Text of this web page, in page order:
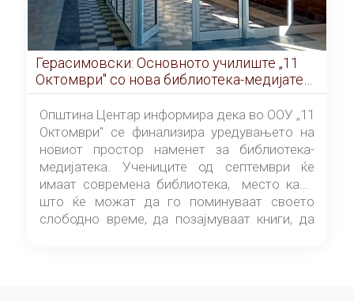
Герасимовски: Основното училиште „11
Октомври" со нова библиотека-медијатека
од септември
Општина Центар информира дека во ООУ „11
Октомври" се финализира уредувањето на
новиот простор наменет за библиотека-
медијатека. Учениците од септември ќе
имаат современа библиотека, место каде
што ќе можат да го поминуваат своето
слободно време, да позајмуваат книги, да